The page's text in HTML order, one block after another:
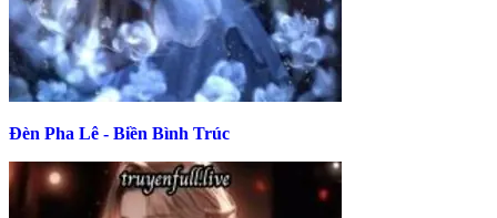
Đèn Pha Lê - Biền Bình Trúc